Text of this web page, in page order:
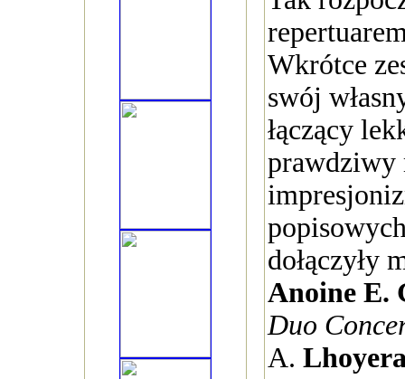
Wkrótce
swój
łączący
prawdziwy
dołączyły
Anoine E.
Duo
A.